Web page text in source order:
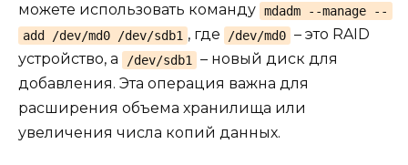
можете использовать команду mdadm --manage --
add /dev/md0 /dev/sdb1 , где /dev/md0 – это RAID
устройство, а
/dev/sdb1
– новый диск для
добавления. Эта операция важна для
расширения объема хранилища или
увеличения числа копий данных.